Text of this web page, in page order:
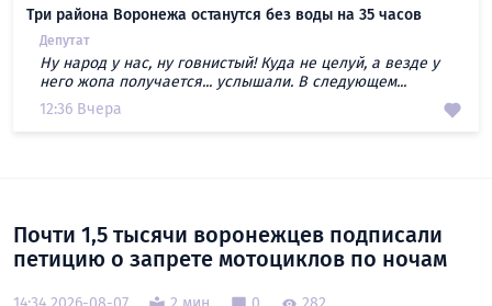
Три района Воронежа останутся без воды на 35 часов
Депутат
Ну народ у нас, ну говнистый! Куда не целуй, а везде у
него жопа получается... услышали. В следующем...
12:36 Вчера
Почти 1,5 тысячи воронежцев подписали
петицию о запрете мотоциклов по ночам